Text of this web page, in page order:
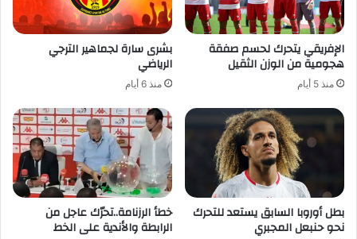
الإفريقي يتحرك لحسم صفقة
هجومية من الوزن الثقيل
منذ 5 أيام
بشرى سارة لجماهير الترجي
الرياضي
منذ 6 أيام
بطل أوروبا السابق يستعد للتحرك
نحو حنبعل المجبري
خطأ الرزنامة..تحرّك عاجل من
الرابطة والأندية على الخط